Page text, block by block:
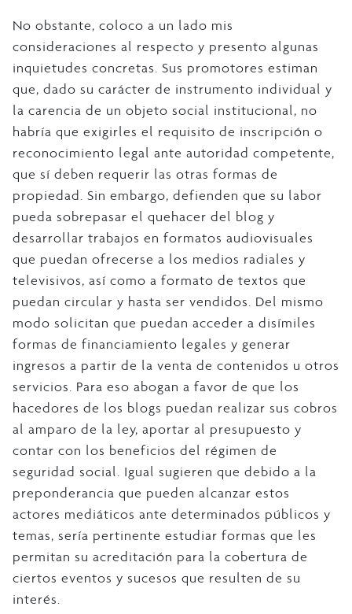
No obstante, coloco a un lado mis
consideraciones al respecto y presento algunas
inquietudes concretas. Sus promotores estiman
que, dado su carácter de instrumento individual y
la carencia de un objeto social institucional, no
habría que exigirles el requisito de inscripción o
reconocimiento legal ante autoridad competente,
que sí deben requerir las otras formas de
propiedad. Sin embargo, defienden que su labor
pueda sobrepasar el quehacer del blog y
desarrollar trabajos en formatos audiovisuales
que puedan ofrecerse a los medios radiales y
televisivos, así como a formato de textos que
puedan circular y hasta ser vendidos. Del mismo
modo solicitan que puedan acceder a disímiles
formas de financiamiento legales y generar
ingresos a partir de la venta de contenidos u otros
servicios. Para eso abogan a favor de que los
hacedores de los blogs puedan realizar sus cobros
al amparo de la ley, aportar al presupuesto y
contar con los beneficios del régimen de
seguridad social. Igual sugieren que debido a la
preponderancia que pueden alcanzar estos
actores mediáticos ante determinados públicos y
temas, sería pertinente estudiar formas que les
permitan su acreditación para la cobertura de
ciertos eventos y sucesos que resulten de su
interés.